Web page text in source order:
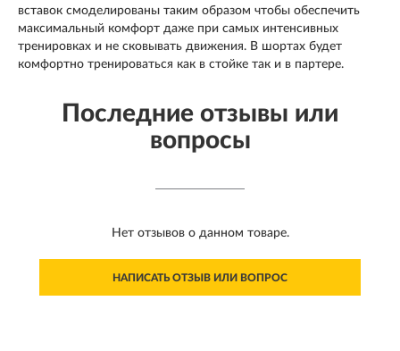
вставок смоделированы таким образом чтобы обеспечить
максимальный комфорт даже при самых интенсивных
тренировках и не сковывать движения. В шортах будет
комфортно тренироваться как в стойке так и в партере.
Последние отзывы или
вопросы
Нет отзывов о данном товаре.
НАПИСАТЬ ОТЗЫВ ИЛИ ВОПРОС